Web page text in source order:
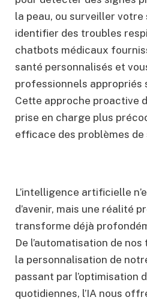
la peau, ou surveiller votre
identifier des troubles
chatbots médicaux
santé personnalisés et
professionnels appropriés
Cette approche proactive
prise en charge plus
efficace des problèmes de
L’intelligence artificielle
d’avenir, mais une réalité
transforme déjà
De l’automatisation de
la personnalisation de
passant par l’optimisation
quotidiennes, l’IA nous